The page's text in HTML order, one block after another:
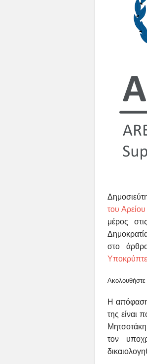
του
μέρος
στο
Ακολουθήστε
Η απόφαση
της είναι
τον